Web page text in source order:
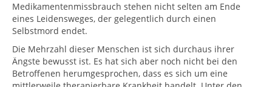
Medikamentenmissbrauch stehen nicht selten am Ende
eines Leidensweges, der gelegentlich durch einen
Selbstmord endet.
Die Mehrzahl dieser Menschen ist sich durchaus ihrer
Ängste bewusst ist. Es hat sich aber noch nicht bei den
Betroffenen herumgesprochen, dass es sich um eine